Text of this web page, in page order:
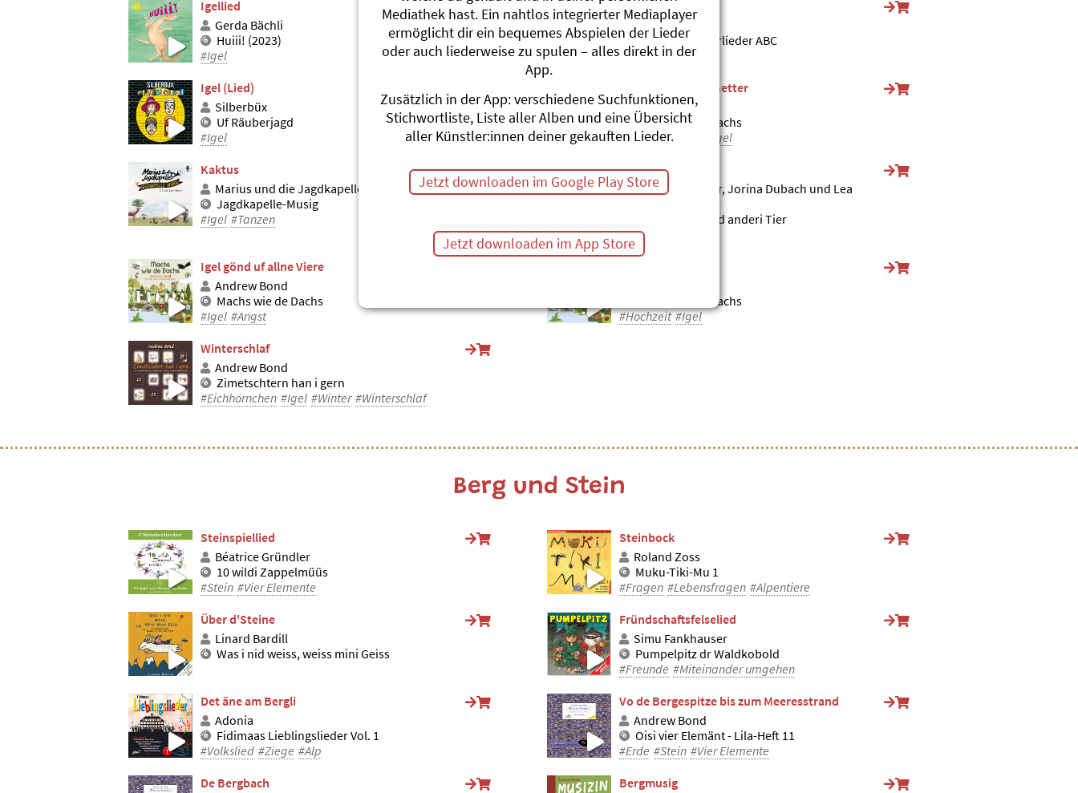
Igellied
Gerda Bächli
Huiii! (2023)
#Igel
Igel
Roland Zoss
Xenegugeli, Tierlieder ABC
#Igel
Igel (Lied)
Silberbüx
Uf Räuberjagd
#Igel
Bequemi Blätter-Better
Andrew Bond
Machs wie de Dachs
#Baum #Herbst
#Igel
Kaktus
Marius und die Jagdkapelle
Jagdkapelle-Musig
#Igel #Tanzen
De Igel
Bettina Amacher, Jorina Dubach und Lea
S'Eichhörnli und anderi Tier
#Igel
Igel gönd uf allne Viere
Andrew Bond
Machs wie de Dachs
#Igel #Angst
Machs wie de Dachs
#Hochzeit #Igel
Winterschlaf
Andrew Bond
Zimetschtern han i gern
#Eichhörnchen #Igel #Winter #Winterschlaf
Berg und Stein
Steinspiellied
Béatrice Gründler
10 wildi Zappelmüüs
#Stein #Vier Elemente
Steinbock
Roland Zoss
Muku-Tiki-Mu 1
#Fragen #Lebensfragen #Alpentiere
Über d'Steine
Linard Bardill
Was i nid weiss, weiss mini Geiss
Fründschaftsfelselied
Simu Fankhauser
Pumpelpitz dr Waldkobold
#Freunde #Miteinander umgehen
Det äne am Bergli
Adonia
Fidimaas Lieblingslieder Vol. 1
#Volkslied #Ziege #Alp
Vo de Bergespitze bis zum Meeresstrand
Andrew Bond
Oisi vier Elemänt - Lila-Heft 11
#Erde #Stein #Vier Elemente
De Bergbach
Bergmusig
Mediathek hast. Ein nahtlos integrierter Mediaplayer
ermöglicht dir ein bequemes Abspielen der Lieder
oder auch liederweise zu spulen – alles direkt in der
App.
Zusätzlich in der App: verschiedene Suchfunktionen,
Stichwortliste, Liste aller Alben und eine Übersicht
aller Künstler:innen deiner gekauften Lieder.
Jetzt downloaden im Google Play Store
Jetzt downloaden im App Store